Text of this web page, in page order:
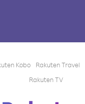
Kobo Rakuten Travel
Rakuten TV